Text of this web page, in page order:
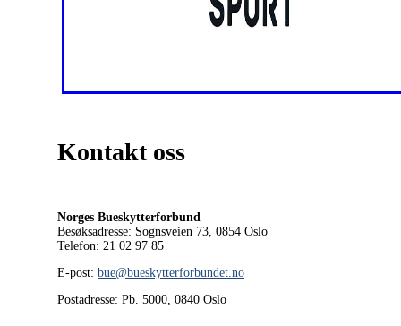
Kontakt oss
Norges Bueskytterforbund
Besøksadresse: Sognsveien 73, 0854 Oslo
Telefon: 21 02 97 85
E-post: bue@bueskytterforbundet.no
Postadresse: Pb. 5000, 0840 Oslo